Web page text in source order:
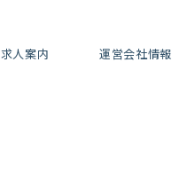
求人案内 運営会社情報